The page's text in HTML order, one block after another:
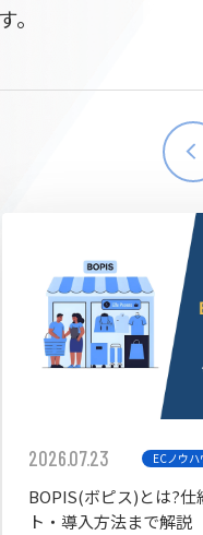
W2Commerce
2026.07.23 ECノウハ
BOPIS(ボピス)とは?仕
ト・導入方法まで解説